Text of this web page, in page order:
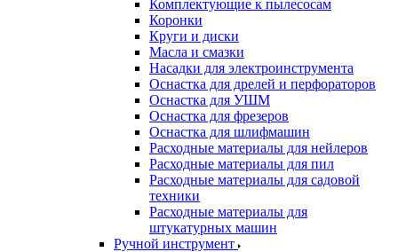
Комплектующие к пылесосам
Коронки
Круги и диски
Масла и смазки
Насадки для электроинструмента
Оснастка для дрелей и перфораторов
Оснастка для УШМ
Оснастка для фрезеров
Оснастка для шлифмашин
Расходные материалы для нейлеров
Расходные материалы для пил
Расходные материалы для садовой
техники
Расходные материалы для
штукатурных машин
Ручной инструмент